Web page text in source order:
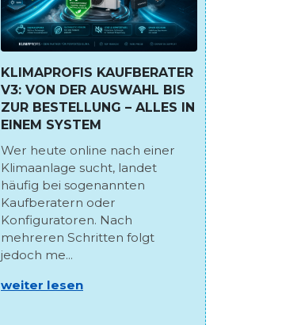
KLIMAPROFIS KAUFBERATER
V3: VON DER AUSWAHL BIS
ZUR BESTELLUNG – ALLES IN
EINEM SYSTEM
Wer heute online nach einer
Klimaanlage sucht, landet
häufig bei sogenannten
Kaufberatern oder
Konfiguratoren. Nach
mehreren Schritten folgt
jedoch me...
weiter lesen